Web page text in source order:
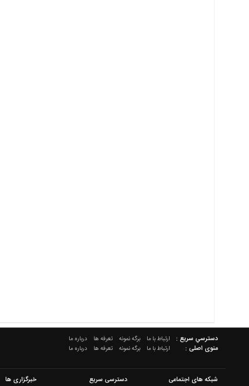
دسترسي سريع : ارتباط با ما برگه نمونه تعرفه ها درباره ما
منوی اصلی : ارتباط با ما برگه نمونه تعرفه ها درباره ما
شبکه های اجتماعی دسترسی سریع خبرگزاری ها